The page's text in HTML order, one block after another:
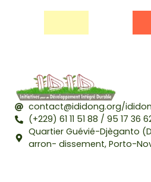
contact@ididong.org/
(+229) 61 11 51 88 / 95 17 36
Quartier Guévié-Djèganto
arron- dissement, Porto-